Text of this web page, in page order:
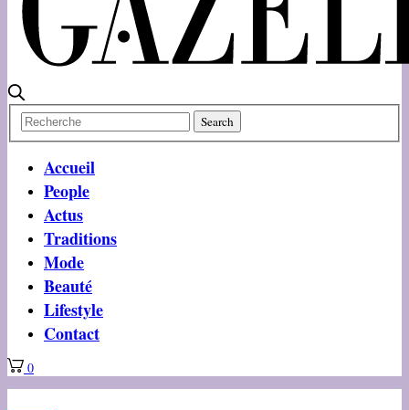
Accueil
People
Actus
Traditions
Mode
Beauté
Lifestyle
Contact
0